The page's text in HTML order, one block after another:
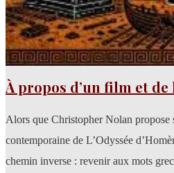
À propos d’un film et de
Alors que Christopher Nolan propose
contemporaine de L’Odyssée
chemin inverse : revenir aux mots